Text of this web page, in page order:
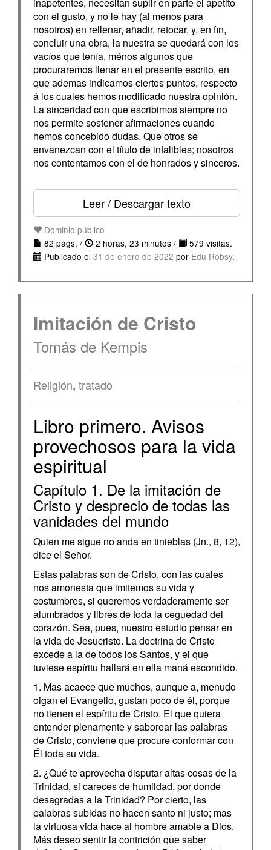
con el gusto, y no le hay (al menos para
nosotros) en rellenar, añadir, retocar, y, en fin,
concluir una obra, la nuestra se quedará con los
vacíos que tenía, ménos algunos que
procuraremos llenar en el presente escrito, en
que ademas indicamos ciertos puntos, respecto
á los cuales hemos modificado nuestra opinión.
La sinceridad con que escribimos siempre no
nos permite sostener afirmaciones cuando
hemos concebido dudas. Que otros se
envanezcan con el título de infalibles; nosotros
nos contentamos con el de honrados y sinceros.
Leer / Descargar texto
Dominio público
82 págs. /
2 horas, 23 minutos /
579 visitas.
Publicado el 31 de enero de 2022 por Edu Robsy.
Imitación de Cristo
Tomás de Kempis
Religión, tratado
Libro primero. Avisos
provechosos para la vida
espiritual
Capítulo 1. De la imitación de
Cristo y desprecio de todas las
vanidades del mundo
Quien me sigue no anda en tinieblas (Jn., 8, 12),
dice el Señor.
Estas palabras son de Cristo, con las cuales
nos amonesta que imitemos su vida y
costumbres, si queremos verdaderamente ser
alumbrados y libres de toda la ceguedad del
corazón. Sea, pues, nuestro estudio pensar en
la vida de Jesucristo. La doctrina de Cristo
excede a la de todos los Santos, y el que
tuviese espíritu hallará en ella maná escondido.
1. Mas acaece que muchos, aunque a, menudo
oigan el Evangelio, gustan poco de él, porque
no tienen el espíritu de Cristo. El que quiera
entender plenamente y saborear las palabras
de Cristo, conviene que procure conformar con
Él toda su vida.
2. ¿Qué te aprovecha disputar altas cosas de la
Trinidad, si careces de humildad, por donde
desagradas a la Trinidad? Por cierto, las
palabras subidas no hacen santo ni justo; mas
la virtuosa vida hace al hombre amable a Dios.
Más deseo sentir la contrición que saber